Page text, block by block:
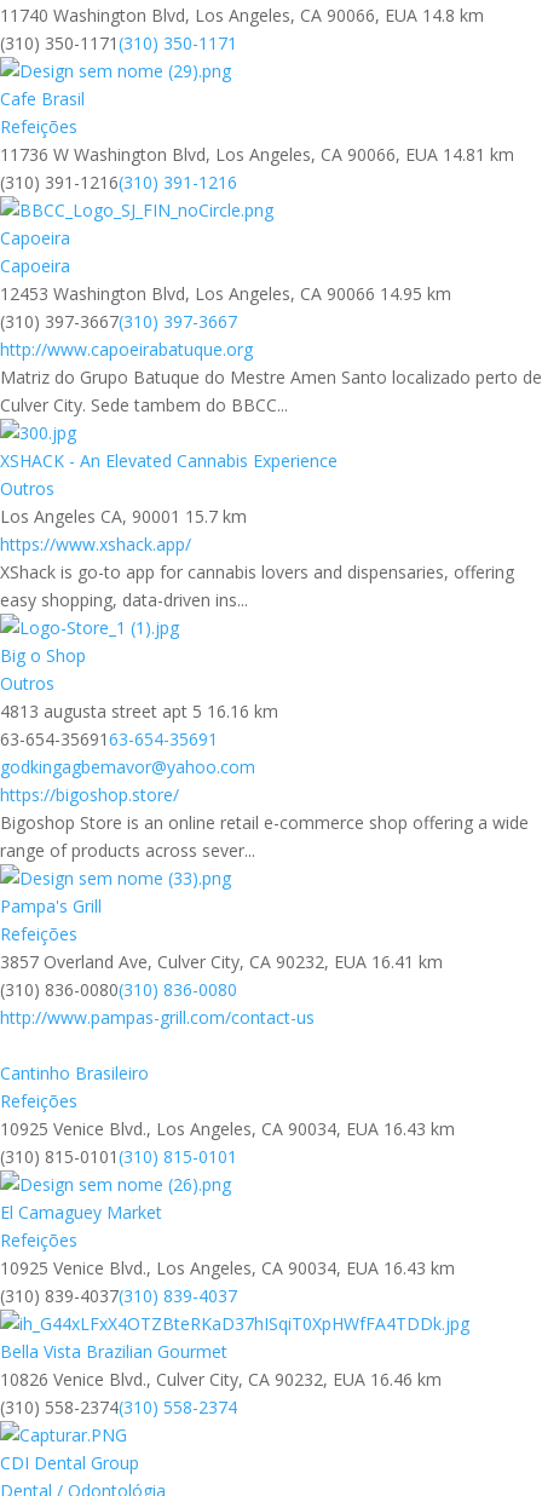
11740 Washington Blvd, Los Angeles, CA 90066, EUA 14.8 km
(310) 350-1171(310) 350-1171
Cafe Brasil
Refeições
11736 W Washington Blvd, Los Angeles, CA 90066, EUA 14.81 km
(310) 391-1216(310) 391-1216
Capoeira
Capoeira
12453 Washington Blvd, Los Angeles, CA 90066 14.95 km
(310) 397-3667(310) 397-3667
http://www.capoeirabatuque.org
Matriz do Grupo Batuque do Mestre Amen Santo localizado perto de
Culver City. Sede tambem do BBCC...
XSHACK - An Elevated Cannabis Experience
Outros
Los Angeles CA, 90001 15.7 km
https://www.xshack.app/
XShack is go-to app for cannabis lovers and dispensaries, offering
easy shopping, data-driven ins...
Big o Shop
Outros
4813 augusta street apt 5 16.16 km
63-654-3569163-654-35691
godkingagbemavor@yahoo.com
https://bigoshop.store/
Bigoshop Store is an online retail e-commerce shop offering a wide
range of products across sever...
Pampa's Grill
Refeições
3857 Overland Ave, Culver City, CA 90232, EUA 16.41 km
(310) 836-0080(310) 836-0080
http://www.pampas-grill.com/contact-us
Cantinho Brasileiro
Refeições
10925 Venice Blvd., Los Angeles, CA 90034, EUA 16.43 km
(310) 815-0101(310) 815-0101
El Camaguey Market
Refeições
10925 Venice Blvd., Los Angeles, CA 90034, EUA 16.43 km
(310) 839-4037(310) 839-4037
Bella Vista Brazilian Gourmet
10826 Venice Blvd., Culver City, CA 90232, EUA 16.46 km
(310) 558-2374(310) 558-2374
CDI Dental Group
Dental / Odontológia